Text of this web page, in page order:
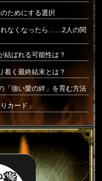
ためにする選択
れなくなったら……2人の関
ばれる可能性は？
く最終結末とは？
「強い愛の絆」を育む方法
カード」